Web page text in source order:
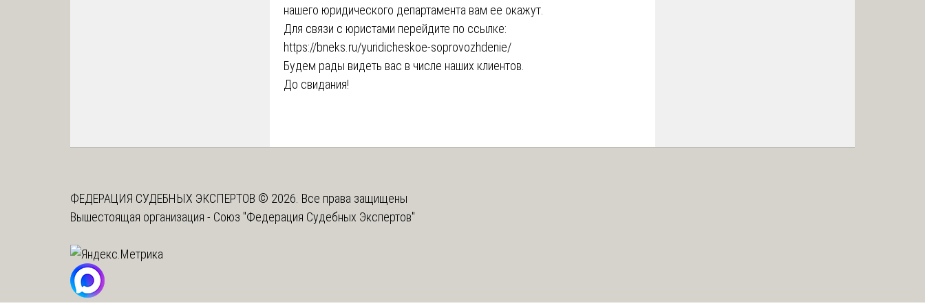
нашего юридического департамента вам ее окажут.
Для связи с юристами перейдите по ссылке:
https://bneks.ru/yuridicheskoe-soprovozhdenie/
Будем рады видеть вас в числе наших клиентов.
До свидания!
ФЕДЕРАЦИЯ СУДЕБНЫХ ЭКСПЕРТОВ © 2026. Все права защищены
Вышестоящая организация - Союз "Федерация Судебных Экспертов"